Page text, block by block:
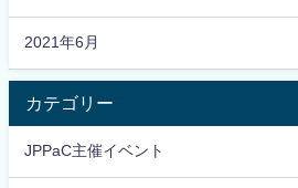
2021年6月
カテゴリー
JPPaC主催イベント